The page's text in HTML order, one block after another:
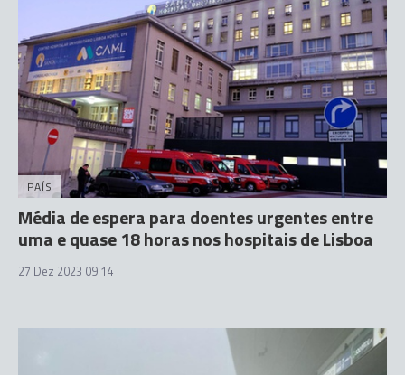
PAÍS
Média de espera para doentes urgentes entre
uma e quase 18 horas nos hospitais de Lisboa
27 Dez 2023 09:14